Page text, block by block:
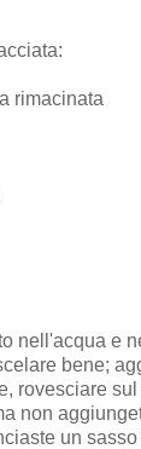
rimacinata
nell'acqua e
bene;
rovesciare
non
un